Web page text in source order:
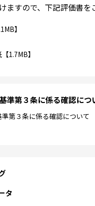
ますので、下記評価書を
】
1.7MB】
準第３条に係る確認につ
第３条に係る確認について
タ